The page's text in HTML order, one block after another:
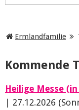
Ermlandfamilie
Kommende
Heilige Messe
27.12.2026